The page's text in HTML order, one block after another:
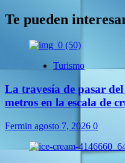
Te pueden
Turismo
La travesía de pasar
metros en la escala de
Fermin agosto 7, 2026 0